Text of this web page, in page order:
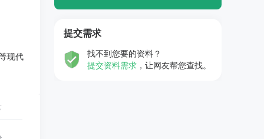
现代
提交需求
找不到您要的资料？
提交资料需求 ，让网友帮您查找。